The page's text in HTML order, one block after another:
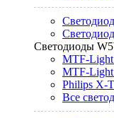
Светодиоды
MTF-
MTF-Light
Philips X-
Все